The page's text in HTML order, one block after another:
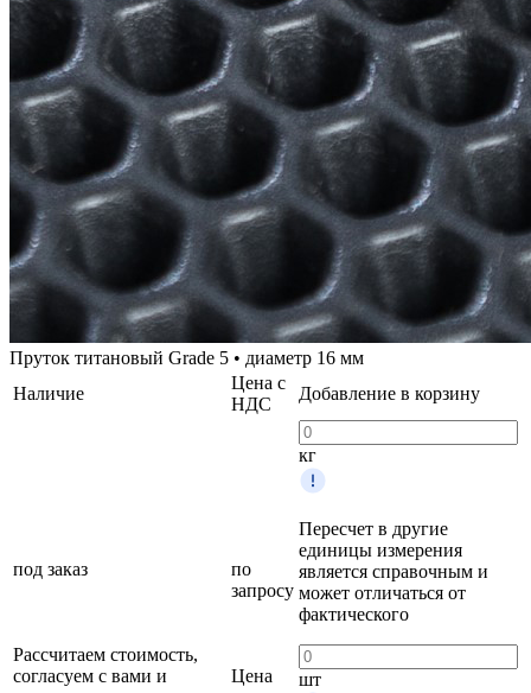
Пруток титановый Grade 5 • диаметр 16 мм
Наличие
Цена с
НДС
Добавление в корзину
под заказ
Рассчитаем стоимость,
согласуем с вами и
по
запросу
Цена
кг
Пересчет в другие
единицы измерения
является справочным и
может отличаться от
фактического
шт